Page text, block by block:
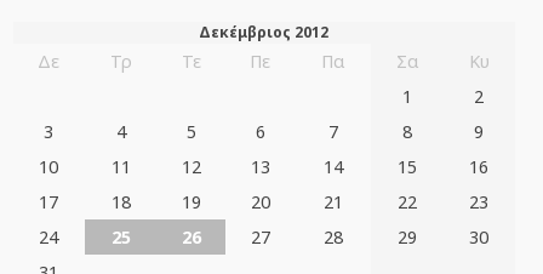
Δεκέμβριος 2012
Δε Τρ Τε Πε Πα Σα
Κυ
1
2
3
4 5 6 7 8
9
10
11 12 13 14 15
16
17
18 19 20 21 22
23
24
25 26 27 28 29
30